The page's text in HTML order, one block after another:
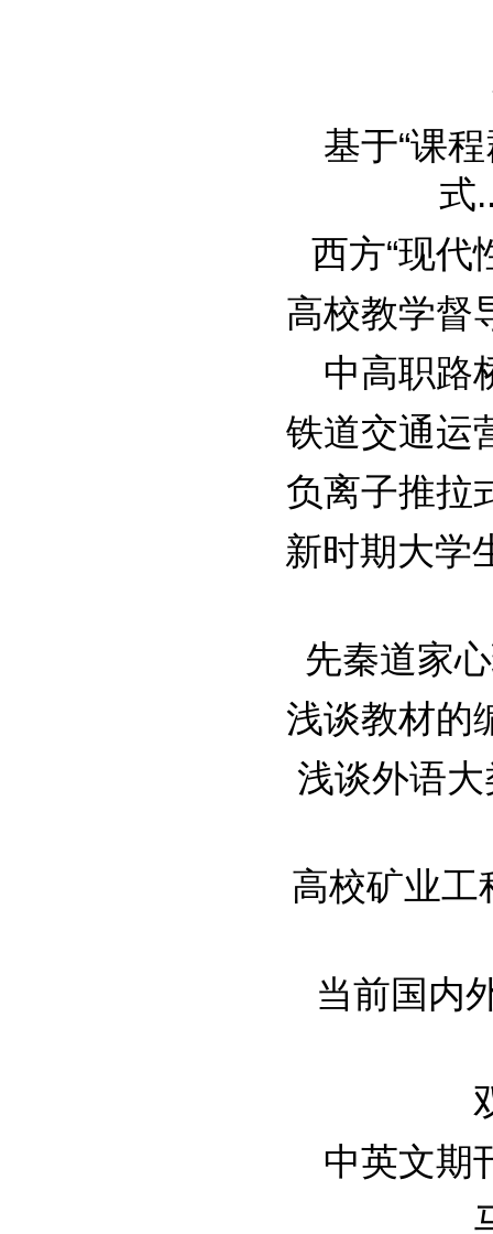
基于“课
式
西方“现代
高校教学督
中高职路
铁道交通运
负离子推拉
新时期大学
先秦道家
浅谈教材的
浅谈外语
高校矿业工
当前国内
中英文期